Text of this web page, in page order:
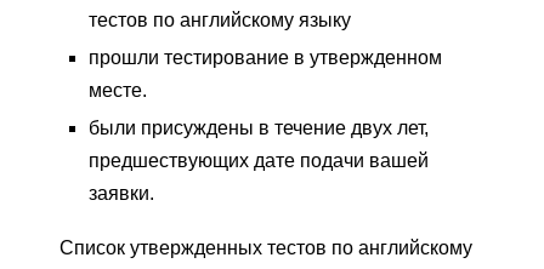
тестов по английскому языку
прошли тестирование в утвержденном
месте.
были присуждены в течение двух лет,
предшествующих дате подачи вашей
заявки.
Список утвержденных тестов по английскому